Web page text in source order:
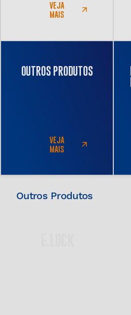
VEJA
MAIS
OUTROS PRODUTOS
VEJA
MAIS
Outros Produtos